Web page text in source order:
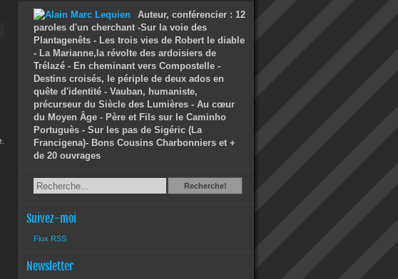
Auteur, conférencier : 12
paroles d'un cherchant -Sur la voie des
Plantagenêts - Les trois vies de Robert le diable
- La Marianne,la révolte des ardoisiers de
Trélazé - En cheminant vers Compostelle -
Destins croisés, le périple de deux ados en
quête d'identité - Vauban, humaniste,
précurseur du Siècle des Lumières - Au cœur
du Moyen Âge - Père et Fils sur le Caminho
Portuguès - Sur les pas de Sigéric (La
Francigena)- Bons Cousins Charbonniers et +
de 20 ouvrages
RechercheRecherche!
Suivez-moi
Flux RSS
Newsletter